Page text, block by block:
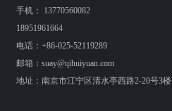
手机： 13770560082
18951961664
电话：+86-025-52119289
邮箱：suay@qihuiyuan.com
地址：南京市江宁区清水亭西路2-20号3楼